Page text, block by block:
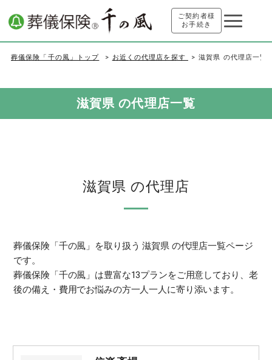
ご契約者様
お手続き
葬儀保険「千の風」トップ お近くの代理店を探す 滋賀県 の代理店一覧
滋賀県 の代理店一覧
滋賀県 の代理店
葬儀保険「千の風」を取り扱う 滋賀県 の代理店一覧ページ
です。
葬儀保険「千の風」は豊富な13プランをご用意しており、老
後の備え・費用でお悩みの方一人一人に寄り添います。